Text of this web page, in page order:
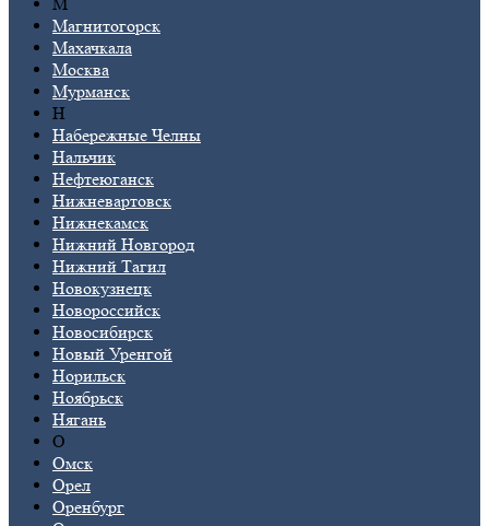
М
Магнитогорск
Махачкала
Москва
Мурманск
Н
Набережные Челны
Нальчик
Нефтеюганск
Нижневартовск
Нижнекамск
Нижний Новгород
Нижний Тагил
Новокузнецк
Новороссийск
Новосибирск
Новый Уренгой
Норильск
Ноябрьск
Нягань
О
Омск
Орел
Оренбург